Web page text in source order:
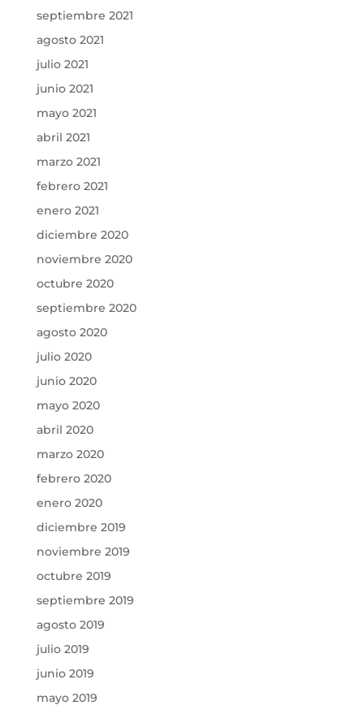
septiembre 2021
agosto 2021
julio 2021
junio 2021
mayo 2021
abril 2021
marzo 2021
febrero 2021
enero 2021
diciembre 2020
noviembre 2020
octubre 2020
septiembre 2020
agosto 2020
julio 2020
junio 2020
mayo 2020
abril 2020
marzo 2020
febrero 2020
enero 2020
diciembre 2019
noviembre 2019
octubre 2019
septiembre 2019
agosto 2019
julio 2019
junio 2019
mayo 2019